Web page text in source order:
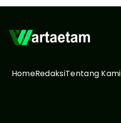
HomeRedaksiTentang Kami